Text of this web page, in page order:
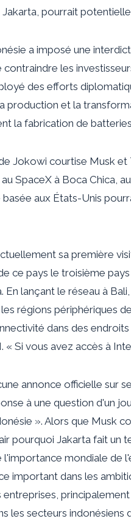
pourrait
a imposé une
les
des efforts
production et la
la fabrication de
Jokowi courtise Musk
SpaceX à Boca Chica,
aux États-Unis
sa première
ce pays le troisième
En lançant le réseau à
régions périphériques
dans des
« Si vous avez accès à
annonce officielle sur
à une question d'un
». Alors que Musk
pourquoi Jakarta fait
mondiale de
important dans les
les secteurs